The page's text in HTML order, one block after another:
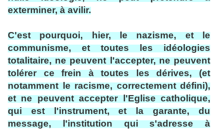
exterminer, à avilir.
C'est pourquoi, hier, le nazisme, et le
communisme, et toutes les idéologies
totalitaire, ne peuvent l'accepter, ne peuvent
tolérer ce frein à toutes les dérives, (et
notamment le racisme, correctement défini),
et ne peuvent accepter l'Eglise catholique,
qui est l'instrument, et la garante, du
message, l'institution qui s'adresse à